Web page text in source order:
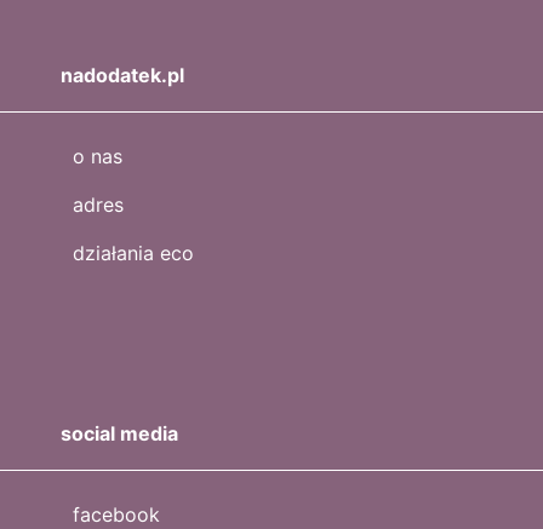
nadodatek.pl
o nas
adres
działania eco
social media
facebook